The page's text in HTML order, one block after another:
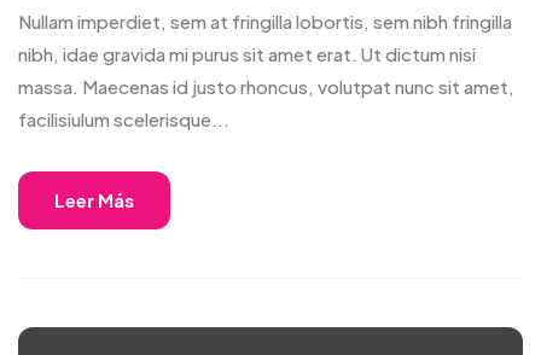
Nullam imperdiet, sem at fringilla lobortis, sem nibh fringilla
nibh, idae gravida mi purus sit amet erat. Ut dictum nisi
massa. Maecenas id justo rhoncus, volutpat nunc sit amet,
facilisiulum scelerisque...
Leer Más